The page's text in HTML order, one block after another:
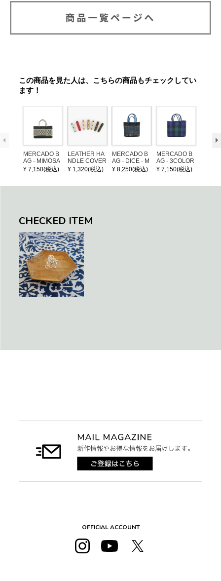
この商品を見た人は、こちらの商品もチェックしてい
ます！
MERCADO B
AG - MIMOSA
- Black / Crea
m (SHORT X
¥ 7,150(税込)
LEATHER HA
NDLE COVER
¥ 1,320(税込)
MERCADO B
AG - DICE - M
OSAIC - Black
/ Cream / Meta
¥ 8,250(税込)
MERCADO B
AG - 3COLOR
S CHECK - Bl
ack / Dark Gre
¥ 7,150(税込)
CHECKED ITEM
OFFICIAL ACCOUNT